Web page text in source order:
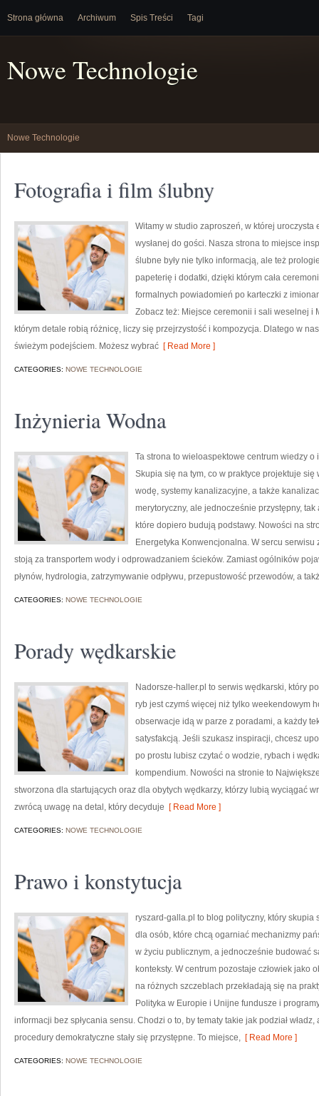
Strona główna Archiwum Spis Treści Tagi
Nowe Technologie
Nowe Technologie
Fotografia i film ślubny
Witamy w studio zaproszeń, w której
wysłanej do gości. Nasza strona to miejsce
ślubne były nie tylko informacją, ale też
papeterię i dodatki, dzięki którym cała
formalnych powiadomień po karteczki z
Zobacz też: Miejsce ceremonii i sali weselnej i
którym detale robią różnicę, liczy się przejrzystość i kompozycja. Dlatego w
świeżym podejściem. Możesz wybrać [ Read More ]
CATEGORIES: NOWE TECHNOLOGIE
Inżynieria Wodna
Ta strona to wieloaspektowe centrum wiedzy
Skupia się na tym, co w praktyce projektuje
wodę, systemy kanalizacyjne, a także
merytoryczny, ale jednocześnie przystępny,
które dopiero budują podstawy. Nowości na
Energetyka Konwencjonalna. W sercu
stoją za transportem wody i odprowadzaniem ścieków. Zamiast ogólników
płynów, hydrologia, zatrzymywanie odpływu, przepustowość przewodów, a
CATEGORIES: NOWE TECHNOLOGIE
Porady wędkarskie
Nadorsze-haller.pl to serwis wędkarski, który
ryb jest czymś więcej niż tylko weekendowym
obserwacje idą w parze z poradami, a każdy
satysfakcją. Jeśli szukasz inspiracji, chcesz
po prostu lubisz czytać o wodzie, rybach i
kompendium. Nowości na stronie to
stworzona dla startujących oraz dla obytych wędkarzy, którzy lubią wyciągać
zwrócą uwagę na detal, który decyduje [ Read More ]
CATEGORIES: NOWE TECHNOLOGIE
Prawo i konstytucja
ryszard-galla.pl to blog polityczny, który
dla osób, które chcą ogarniać mechanizmy
w życiu publicznym, a jednocześnie budować
konteksty. W centrum pozostaje człowiek
na różnych szczeblach przekładają się na
Polityka w Europie i Unijne fundusze i
informacji bez spłycania sensu. Chodzi o to, by tematy takie jak podział
procedury demokratyczne stały się przystępne. To miejsce, [ Read More ]
CATEGORIES: NOWE TECHNOLOGIE